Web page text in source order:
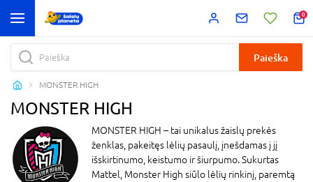
0
Paieška
MONSTER HIGH
MONSTER HIGH
MONSTER HIGH – tai unikalus žaislų prekės
ženklas, pakeitęs lėlių pasaulį, įnešdamas į jį
išskirtinumo, keistumo ir šiurpumo. Sukurtas
Mattel, Monster High siūlo lėlių rinkinį, paremtą